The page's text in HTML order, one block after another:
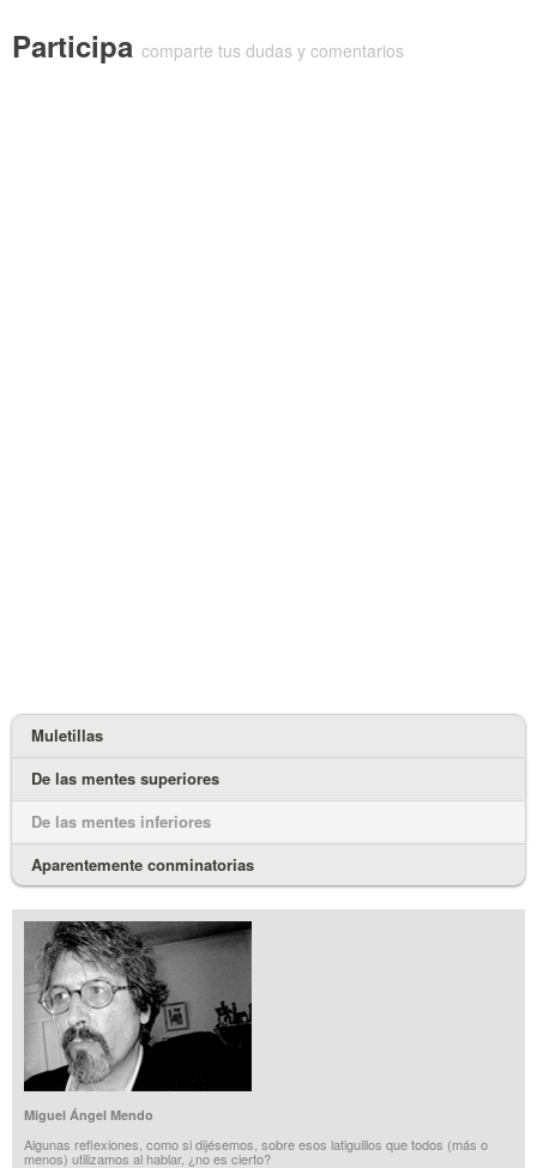
Participa comparte tus dudas y comentarios
Muletillas
De las mentes superiores
De las mentes inferiores
Aparentemente conminatorias
Miguel Ángel Mendo
Algunas reflexiones, como si dijésemos, sobre esos latiguillos que todos (más o
menos) utilizamos al hablar, ¿no es cierto?